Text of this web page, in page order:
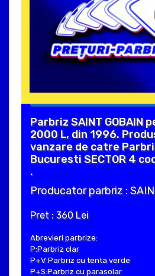
Parbriz SAINT GOBAIN
2000 L, din 1996.
vanzare de catre
Bucuresti SECTOR 4
.
Producator parbriz :
Pret : 360 Lei
Abrevieri parbrize:
P:Parbriz clar
P+V:Parbriz cu tenta verde
P+S:Parbriz cu parasolar